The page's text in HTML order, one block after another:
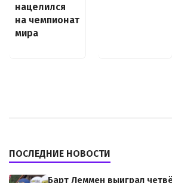
нацелился
на чемпионат
мира
ПОСЛЕДНИЕ НОВОСТИ
Барт Леммен выиграл